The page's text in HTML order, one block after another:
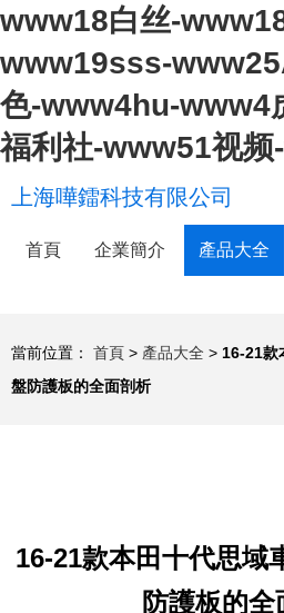
www18白丝-
www19sss-
色-www4hu-www4
福利社-www51视
上海嘩鐳科技有限公司
首頁 企業簡介 產品大全
當前位置： 首頁 > 產品大全 > 16-21款
盤防護板的全面剖析
16-21款本田十代思域
防護板的全